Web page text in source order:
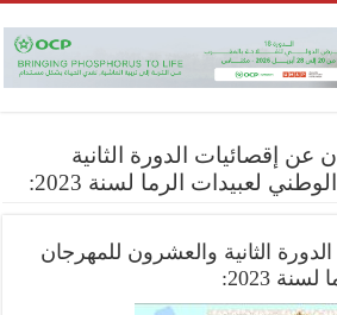
عن إقصائيات الدورة الثانية
لعبيدات الرما لسنة 2023:
الثانية والعشرون للمهرجان
2023: